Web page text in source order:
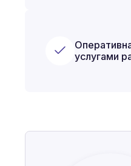
услугами